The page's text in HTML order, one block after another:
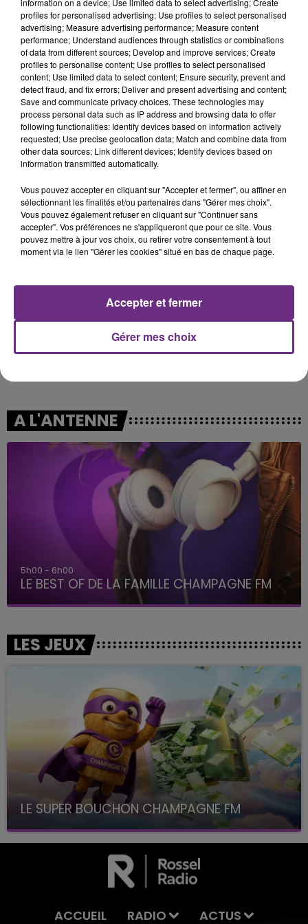
17h03
17h03
Impossible
17h00
17h00
Save Me Tonight
16h56
16h56 16h52
16h52
A L'ANTENNE
5h00 - 6h00
LE BEST OF DE LA FAMILLE CHAMPAGNE FM
LES JEUX
LE SUPER BOUCHON CHAMPAGNE FM
avec La Famille Champagne FM, à 8H10
ACCUEIL RADIO ACTUS
information on a device; Use limited data to select advertising; Create
profiles for personalised advertising; Use profiles to select personalised
advertising; Measure advertising performance; Measure content
performance; Understand audiences through statistics or combinations
of data from different sources; Develop and improve services; Create
profiles to personalise content; Use profiles to select personalised
content; Use limited data to select content; Ensure security, prevent and
detect fraud, and fix errors; Deliver and present advertising and content;
Save and communicate privacy choices. These technologies may
process personal data such as IP address and browsing data to offer
following functionalities: Identify devices based on information actively
requested; Use precise geolocation data; Match and combine data from
other data sources; Link different devices; Identify devices based on
information transmitted automatically.
Vous pouvez accepter en cliquant sur "Accepter et fermer", ou affiner en
sélectionnant les finalités et/ou partenaires dans "Gérer mes choix".
Vous pouvez également refuser en cliquant sur "Continuer sans
accepter". Vos préférences ne s'appliqueront que pour ce site. Vous
pouvez mettre à jour vos choix, ou retirer votre consentement à tout
moment via le lien "Gérer les cookies" situé en bas de chaque page.
Gérer mes choix
Accepter et fermer